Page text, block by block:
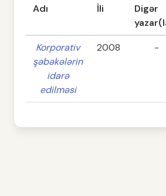
Adı İli
Digər
Korporativ
şəbəkələrin
idarə
edilməsi
2008 -